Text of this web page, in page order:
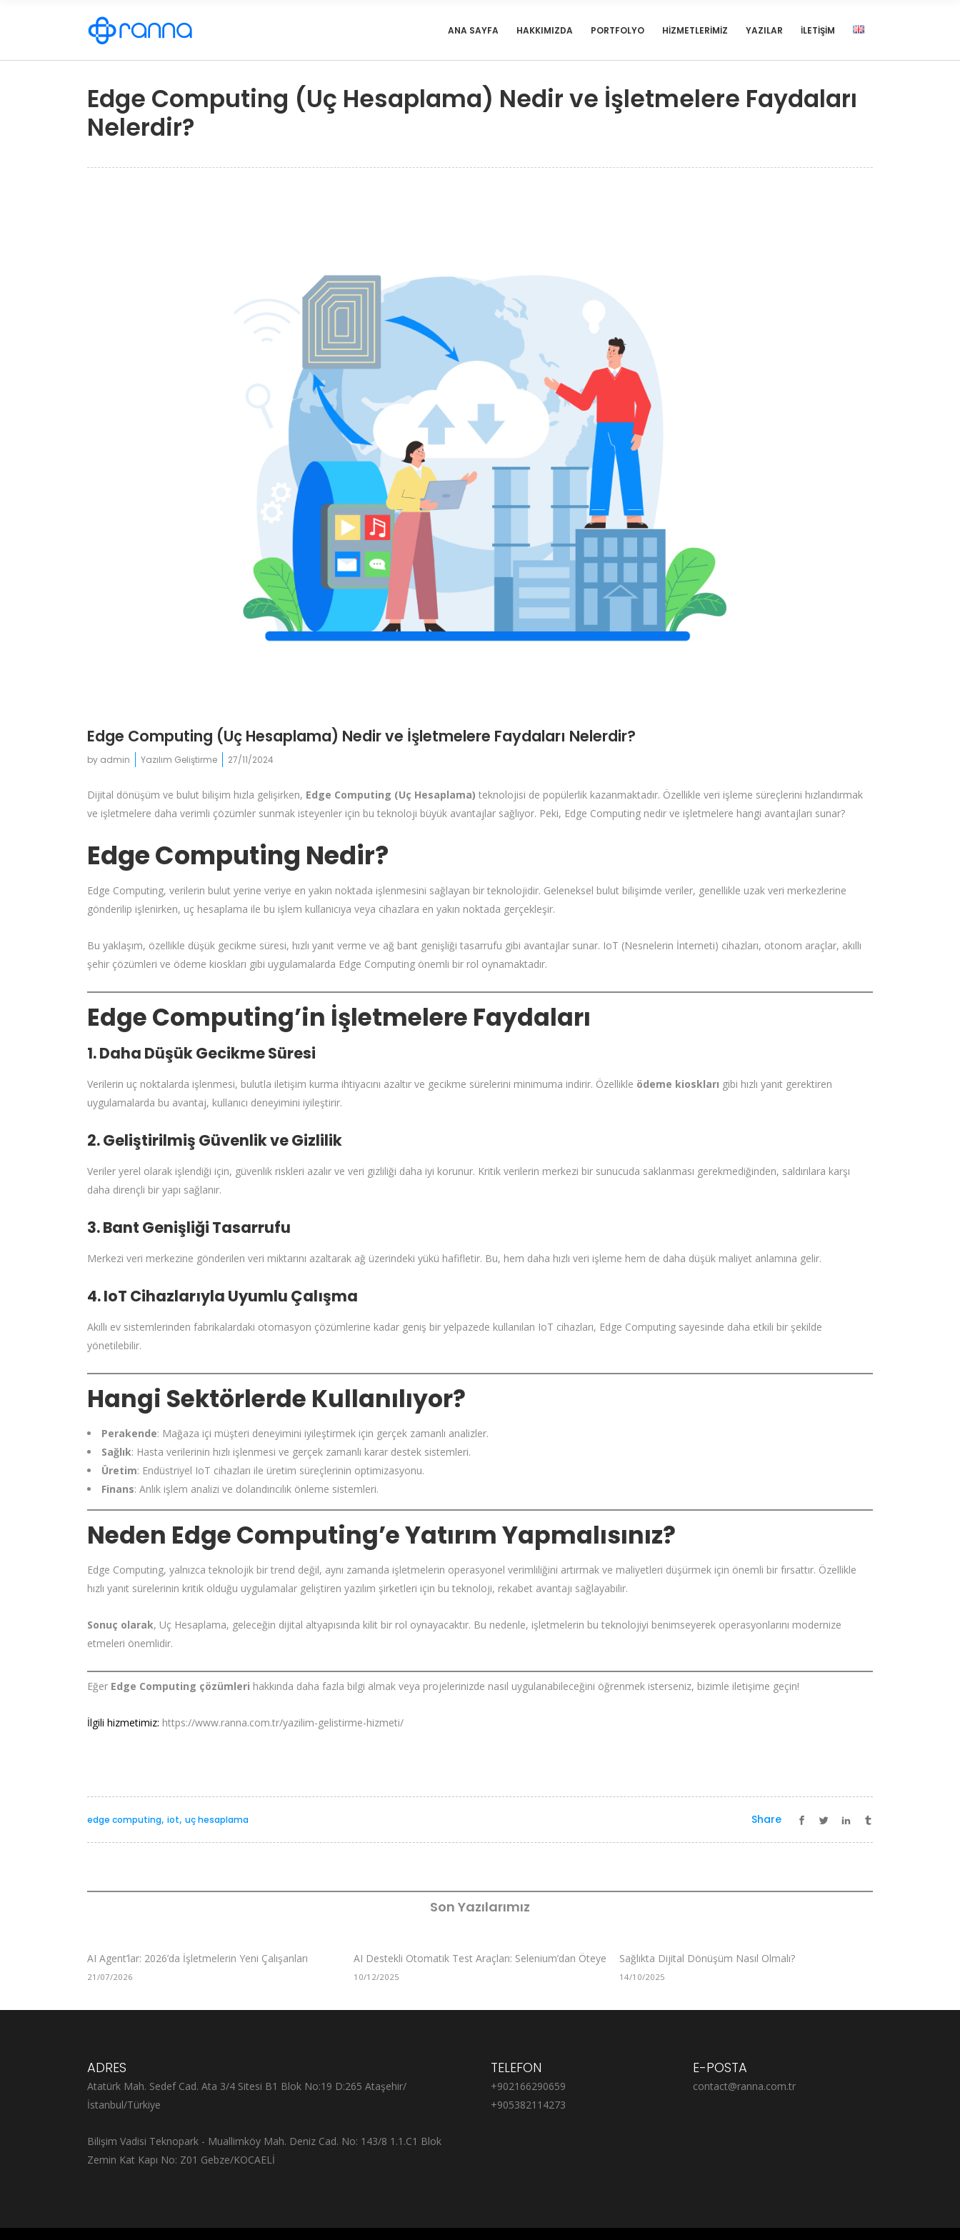
ANA SAYFA HAKKIMIZDA PORTFOLYO HIZMETLERIMIZ YAZILAR İLETIŞIM
Edge Computing (Uç Hesaplama) Nedir ve İşletmelere Faydaları
Nelerdir?
Edge Computing (Uç Hesaplama) Nedir ve İşletmelere Faydaları Nelerdir?
by admin Yazılım Geliştirme 27/11/2024
Dijital dönüşüm ve bulut bilişim hızla gelişirken, Edge Computing (Uç Hesaplama) teknolojisi de popülerlik kazanmaktadır. Özellikle veri işleme süreçlerini hızlandırmak
ve işletmelere daha verimli çözümler sunmak isteyenler için bu teknoloji büyük avantajlar sağlıyor. Peki, Edge Computing nedir ve işletmelere hangi avantajları sunar?
Edge Computing Nedir?
Edge Computing, verilerin bulut yerine veriye en yakın noktada işlenmesini sağlayan bir teknolojidir. Geleneksel bulut bilişimde veriler, genellikle uzak veri merkezlerine
gönderilip işlenirken, uç hesaplama ile bu işlem kullanıcıya veya cihazlara en yakın noktada gerçekleşir.
Bu yaklaşım, özellikle düşük gecikme süresi, hızlı yanıt verme ve ağ bant genişliği tasarrufu gibi avantajlar sunar. IoT (Nesnelerin İnterneti) cihazları, otonom araçlar, akıllı
şehir çözümleri ve ödeme kioskları gibi uygulamalarda Edge Computing önemli bir rol oynamaktadır.
Edge Computing’in İşletmelere Faydaları
1. Daha Düşük Gecikme Süresi
Verilerin uç noktalarda işlenmesi, bulutla iletişim kurma ihtiyacını azaltır ve gecikme sürelerini minimuma indirir. Özellikle ödeme kioskları gibi hızlı yanıt gerektiren
uygulamalarda bu avantaj, kullanıcı deneyimini iyileştirir.
2. Geliştirilmiş Güvenlik ve Gizlilik
Veriler yerel olarak işlendiği için, güvenlik riskleri azalır ve veri gizliliği daha iyi korunur. Kritik verilerin merkezi bir sunucuda saklanması gerekmediğinden, saldırılara karşı
daha dirençli bir yapı sağlanır.
3. Bant Genişliği Tasarrufu
Merkezi veri merkezine gönderilen veri miktarını azaltarak ağ üzerindeki yükü hafifletir. Bu, hem daha hızlı veri işleme hem de daha düşük maliyet anlamına gelir.
4. IoT Cihazlarıyla Uyumlu Çalışma
Akıllı ev sistemlerinden fabrikalardaki otomasyon çözümlerine kadar geniş bir yelpazede kullanılan IoT cihazları, Edge Computing sayesinde daha etkili bir şekilde
yönetilebilir.
Hangi Sektörlerde Kullanılıyor?
Perakende: Mağaza içi müşteri deneyimini iyileştirmek için gerçek zamanlı analizler.
Sağlık: Hasta verilerinin hızlı işlenmesi ve gerçek zamanlı karar destek sistemleri.
Üretim: Endüstriyel IoT cihazları ile üretim süreçlerinin optimizasyonu.
Finans: Anlık işlem analizi ve dolandırıcılık önleme sistemleri.
Neden Edge Computing’e Yatırım Yapmalısınız?
Edge Computing, yalnızca teknolojik bir trend değil, aynı zamanda işletmelerin operasyonel verimliliğini artırmak ve maliyetleri düşürmek için önemli bir fırsattır. Özellikle
hızlı yanıt sürelerinin kritik olduğu uygulamalar geliştiren yazılım şirketleri için bu teknoloji, rekabet avantajı sağlayabilir.
Sonuç olarak, Uç Hesaplama, geleceğin dijital altyapısında kilit bir rol oynayacaktır. Bu nedenle, işletmelerin bu teknolojiyi benimseyerek operasyonlarını modernize
etmeleri önemlidir.
Eğer Edge Computing çözümleri hakkında daha fazla bilgi almak veya projelerinizde nasıl uygulanabileceğini öğrenmek isterseniz, bizimle iletişime geçin!
İlgili hizmetimiz: https://www.ranna.com.tr/yazilim-gelistirme-hizmeti/
edge computing, iot, uç hesaplama Share
Son Yazılarımız
AI Agent’lar: 2026’da İşletmelerin Yeni Çalışanları
21/07/2026
AI Destekli Otomatik Test Araçları: Selenium’dan Öteye
10/12/2025
Sağlıkta Dijital Dönüşüm Nasıl Olmalı?
14/10/2025
ADRES
Atatürk Mah. Sedef Cad. Ata 3/4 Sitesi B1 Blok No:19 D:265 Ataşehir/
İstanbul/Türkiye
Bilişim Vadisi Teknopark - Muallimköy Mah. Deniz Cad. No: 143/8 1.1.C1 Blok
Zemin Kat Kapı No: Z01 Gebze/KOCAELİ
TELEFON
+902166290659
+905382114273
E-POSTA
contact@ranna.com.tr